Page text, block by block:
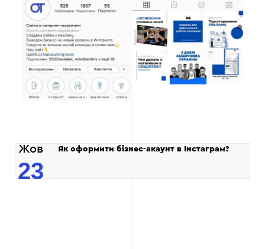
Жов
23
Як оформити бізнес-акаунт в Інстаграм?